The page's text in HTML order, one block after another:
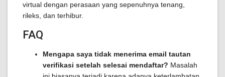
virtual dengan perasaan yang sepenuhnya tenang,
rileks, dan terhibur.
FAQ
Mengapa saya tidak menerima email tautan
verifikasi setelah selesai mendaftar? Masalah